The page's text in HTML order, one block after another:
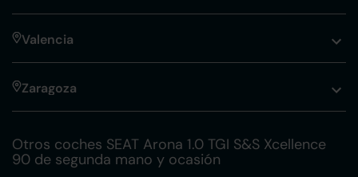
Valencia
Zaragoza
Otros coches SEAT Arona 1.0 TGI S&S Xcellence
90 de segunda mano y ocasión